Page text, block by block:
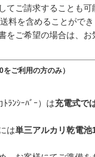
てご請求することも可
料を含めることができ
をご希望の場合は、お
をご利用の方のみ）
ﾗﾝｼｰﾊﾞｰ）は充電式で
は単三アルカリ乾電池